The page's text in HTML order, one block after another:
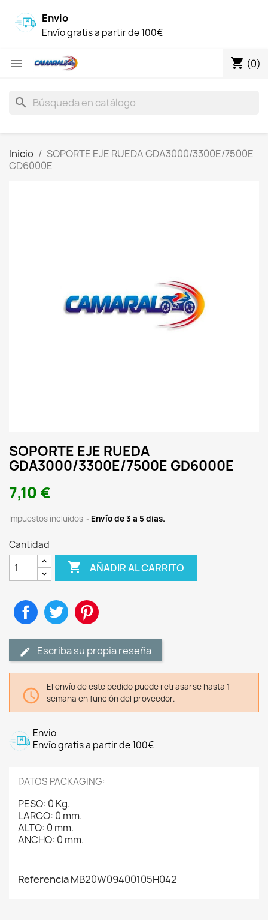
Envio
Envío gratis a partir de 100€
 shopping_cart (0)
search
Inicio
SOPORTE EJE RUEDA GDA3000/3300E/7500E
GD6000E
SOPORTE EJE RUEDA
GDA3000/3300E/7500E GD6000E
7,10 €
Impuestos incluidos Envío de 3 a 5 dias.
Cantidad
 AÑADIR AL CARRITO
CompartirTuitear
Escriba su propia reseña

El envío de este pedido puede retrasarse hasta 1
semana en función del proveedor.
Envio
Envío gratis a partir de 100€
DATOS PACKAGING:
PESO: 0 Kg.
LARGO: 0 mm.
ALTO: 0 mm.
ANCHO: 0 mm.
ReferenciaMB20W09400105H042